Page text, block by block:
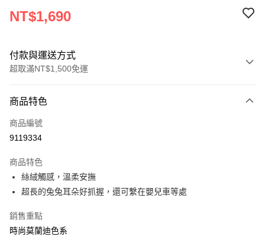
NT$1,690
付款與運送方式
超取滿NT$1,500免運
信用卡一次付款
超商取貨付款
AFTEE先享後付
相關說明
AFTEE先享後付是「在收到商品之後才付款」的支付方式。 讓您購物簡單
１．簡單：不需註冊會員、不需綁卡、不需儲值。
ATM付款
貨到付款
商品特色
商品編號
9119334
商品特色
絲絨觸感，溫柔安撫
超長的兔兔耳朵好抓握，還可繫在嬰兒車等處
銷售重點
時尚莫蘭迪色系